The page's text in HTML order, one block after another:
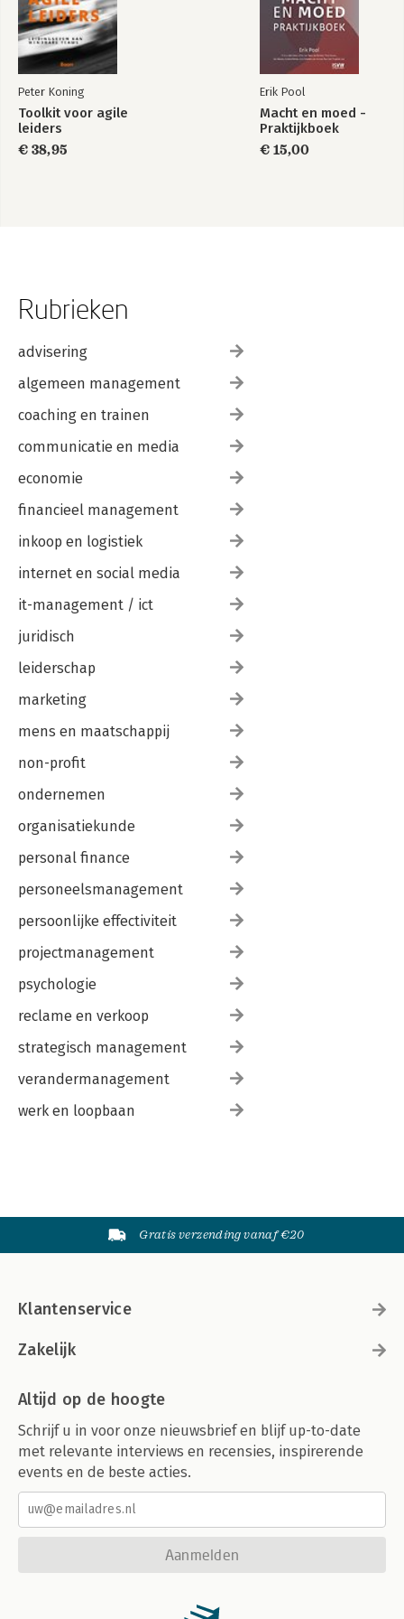
Peter Koning
Toolkit voor agile
leiders
€ 38,95
Erik Pool
Macht en moed -
Praktijkboek
€ 15,00
Rubrieken
advisering
algemeen management
coaching en trainen
communicatie en media
economie
financieel management
inkoop en logistiek
internet en social media
it-management / ict
juridisch
leiderschap
marketing
mens en maatschappij
non-profit
ondernemen
organisatiekunde
personal finance
personeelsmanagement
persoonlijke effectiviteit
projectmanagement
psychologie
reclame en verkoop
strategisch management
verandermanagement
werk en loopbaan
Gratis verzending vanaf €20
Klantenservice
Zakelijk
Altijd op de hoogte
Schrijf u in voor onze nieuwsbrief en blijf up-to-date
met relevante interviews en recensies, inspirerende
events en de beste acties.
Aanmelden